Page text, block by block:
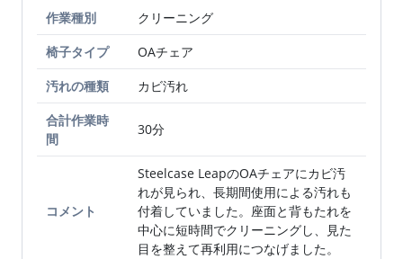
BEFORE
作業種別
クリーニング
椅子タイプ
OAチェア
汚れの種類
カビ汚れ
合計作業時
間
30分
コメント
Steelcase LeapのOAチェアにカビ汚
れが見られ、長期間使用による汚れも
付着していました。座面と背もたれを
中心に短時間でクリーニングし、見た
目を整えて再利用につなげました。